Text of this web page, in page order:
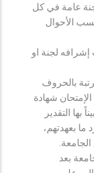
عامة في كل
الأحوال
لجنة او
بالحروف
شهادة
بها التقدير
ما بعهدتهم،
بعد